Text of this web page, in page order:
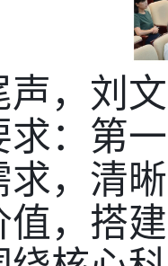
声，刘
求：第
求，清
值，搭